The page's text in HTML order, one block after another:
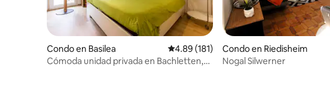
Condo en Basilea Calificación promedio: 4.89 de 5, 181
4.89 (181)
Cómoda unidad privada en Bachletten,
Condo en Riedisheim
Nogal Silwerner